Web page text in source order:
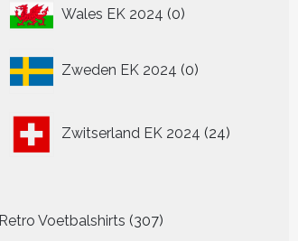
Wales EK 2024 00
Zweden EK 2024 0
producten
Zwitserland EK 2024 24
producten
Retro Voetbalshirts 307
producten